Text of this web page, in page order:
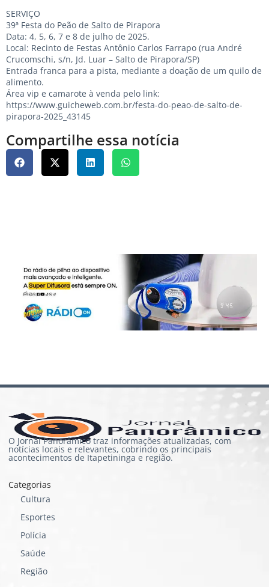
SERVIÇO
39ª Festa do Peão de Salto de Pirapora
Data: 4, 5, 6, 7 e 8 de julho de 2025.
Local: Recinto de Festas Antônio Carlos Farrapo (rua André
Crucomschi, s/n, Jd. Luar – Salto de Pirapora/SP)
Entrada franca para a pista, mediante a doação de um quilo de
alimento.
Área vip e camarote à venda pelo link:
https://www.guicheweb.com.br/festa-do-peao-de-salto-de-
pirapora-2025_43145
Compartilhe essa notícia
O Jornal Panorâmico traz informações atualizadas, com
notícias locais e relevantes, cobrindo os principais
acontecimentos de Itapetininga e região.
Categorias
Cultura
Esportes
Polícia
Saúde
Região